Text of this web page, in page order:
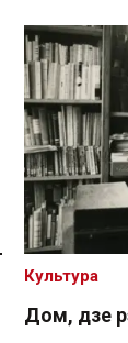
Спасылка
Дом, дзе
Культура